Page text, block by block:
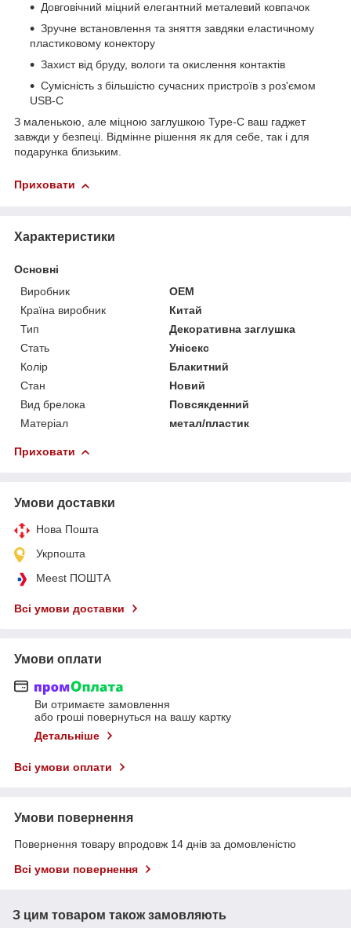
Довговічний міцний елегантний металевий ковпачок
Зручне встановлення та зняття завдяки еластичному
пластиковому конектору
Захист від бруду, вологи та окислення контактів
Сумісність з більшістю сучасних пристроїв з роз'ємом
USB-C
З маленькою, але міцною заглушкою Type-C ваш гаджет
завжди у безпеці. Відмінне рішення як для себе, так і для
подарунка близьким.
Приховати
Характеристики
Основні
Виробник
OEM
Країна виробник
Китай
Тип
Декоративна заглушка
Стать
Унісекс
Колір
Блакитний
Стан
Новий
Вид брелока
Повсякденний
Матеріал
метал/пластик
Приховати
Умови доставки
Нова Пошта
Укрпошта
Meest ПОШТА
Всі умови доставки
Умови оплати
Ви отримаєте замовлення
або гроші повернуться на вашу картку
Детальніше
Всі умови оплати
Умови повернення
Повернення товару впродовж 14 днів за домовленістю
Всі умови повернення
З цим товаром також замовляють